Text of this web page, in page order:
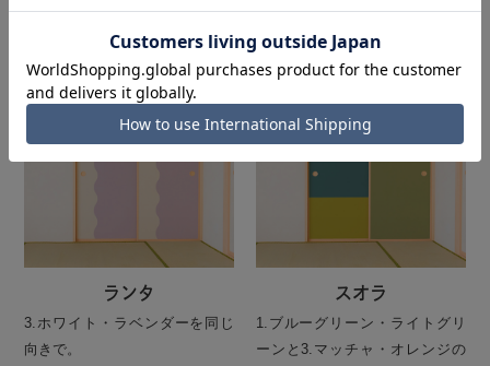
ランタ
3.ホワイト・ラベンダーを同じ
向きで。
スオラ
1.ブルーグリーン・ライトグリ
ーンと3.マッチャ・オレンジの